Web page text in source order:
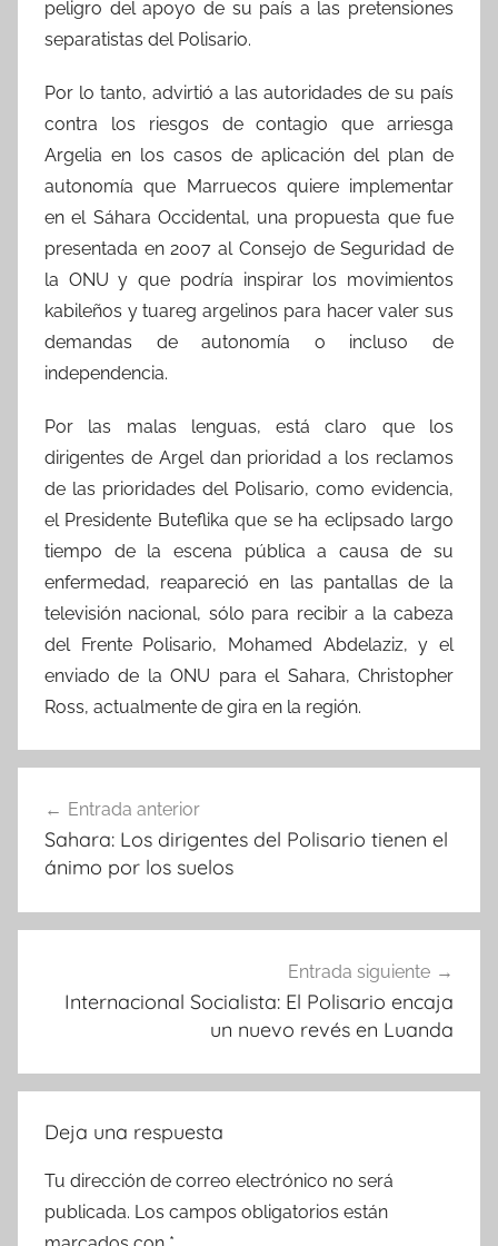
peligro del apoyo de su país a las pretensiones
separatistas del Polisario.
Por lo tanto, advirtió a las autoridades de su país
contra los riesgos de contagio que arriesga
Argelia en los casos de aplicación del plan de
autonomía que Marruecos quiere implementar
en el Sáhara Occidental, una propuesta que fue
presentada en 2007 al Consejo de Seguridad de
la ONU y que podría inspirar los movimientos
kabileños y tuareg argelinos para hacer valer sus
demandas de autonomía o incluso de
independencia.
Por las malas lenguas, está claro que los
dirigentes de Argel dan prioridad a los reclamos
de las prioridades del Polisario, como evidencia,
el Presidente Buteflika que se ha eclipsado largo
tiempo de la escena pública a causa de su
enfermedad, reapareció en las pantallas de la
televisión nacional, sólo para recibir a la cabeza
del Frente Polisario, Mohamed Abdelaziz, y el
enviado de la ONU para el Sahara, Christopher
Ross, actualmente de gira en la región.
de
entradas
Entrada anterior
Sahara: Los dirigentes del Polisario tienen el
ánimo por los suelos
Entrada siguiente
Internacional Socialista: El Polisario encaja
un nuevo revés en Luanda
Deja una respuesta
Tu dirección de correo electrónico no será
publicada. Los campos obligatorios están